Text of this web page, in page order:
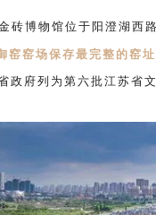
砖博物馆位于阳澄湖西
窑窑场保存最完整的窑址
政府列为第六批江苏省